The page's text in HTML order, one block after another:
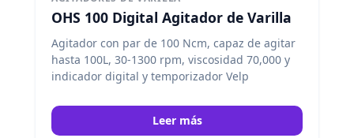
OHS 100 Digital Agitador de Varilla
Agitador con par de 100 Ncm, capaz de agitar
hasta 100L, 30-1300 rpm, viscosidad 70,000 y
indicador digital y temporizador Velp
Leer más